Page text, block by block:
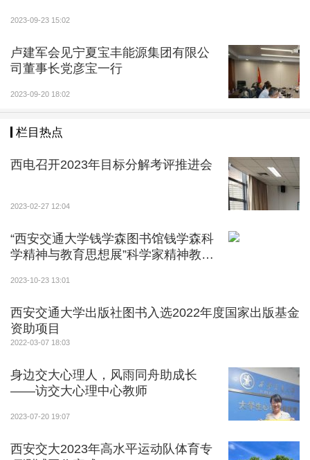
2023-09-23 15:02
卢建军会见宁夏宝丰能源集团有限公
司董事长党彦宝一行
2023-09-20 18:02
栏目热点
西电召开2023年目标分解考评推进会
2023-02-27 12:04
“西安交通大学钱学森图书馆钱学森科
学精神与教育思想展”科学家精神教育
2023-10-23 13:01
西安交通大学出版社图书入选2022年度国家出版基金
资助项目
2022-03-07 18:03
身边交大心理人，风雨同舟助成长
——访交大心理中心教师
2023-07-20 19:07
西安交大2023年高水平运动队体育专